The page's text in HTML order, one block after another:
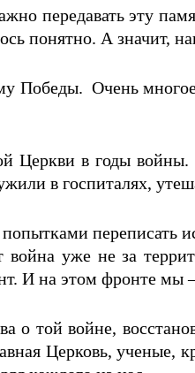
передавать эту
понятно. А значит,
Победы. Очень
Церкви в годы
в госпиталях,
попытками
война уже не за
И на этом фронте мы
о той войне,
Церковь, ученые,